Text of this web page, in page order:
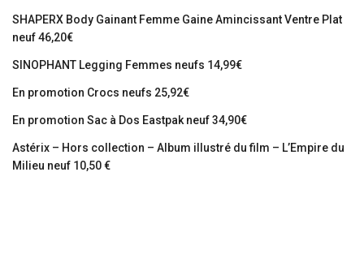
SHAPERX Body Gainant Femme Gaine Amincissant Ventre Plat
neuf 46,20€
SINOPHANT Legging Femmes neufs 14,99€
En promotion Crocs neufs 25,92€
En promotion Sac à Dos Eastpak neuf 34,90€
Astérix – Hors collection – Album illustré du film – L’Empire du
Milieu neuf 10,50 €